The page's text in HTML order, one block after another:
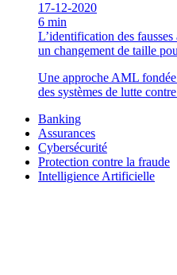
17-12-2020
6 min
L’identification des fausses
un changement de taille
Une approche AML fondée
des systèmes de lutte
Banking
Assurances
Cybersécurité
Protection contre la fraude
Intelligience Artificielle